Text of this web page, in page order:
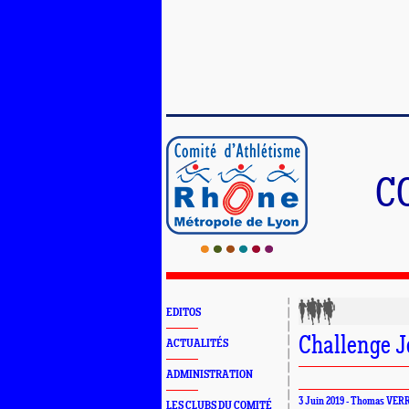
EDITOS
ACTUALITÉS
ADMINISTRATION
LES CLUBS DU COMITÉ
Challenge
3 Juin 2019 - Thomas